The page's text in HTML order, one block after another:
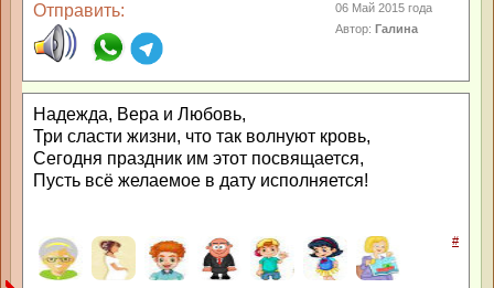
Отправить:
06 Май 2015 года
Автор:Галина
Надежда, Вера и Любовь,
Три сласти жизни, что так волнуют кровь,
Сегодня праздник им этот посвящается,
Пусть всё желаемое в дату исполняется!
#